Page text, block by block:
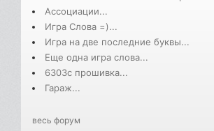
Ассоциации...
Игра Слова =)...
Игра на две последние буквы...
Еще одна игра слова...
6303с прошивка...
Гараж...
весь форум